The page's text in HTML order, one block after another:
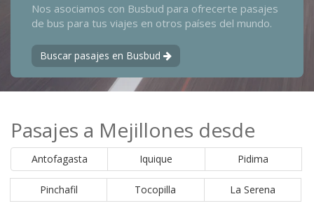
Nos asociamos con Busbud para ofrecerte pasajes
de bus para tus viajes en otros países del mundo.
Buscar pasajes en Busbud
Pasajes a Mejillones desde
Antofagasta Iquique Pidima
Pinchafil Tocopilla La Serena